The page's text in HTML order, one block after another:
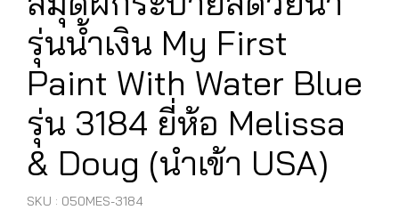
รุ่นน้ำเงิน My First
Paint With Water Blue
รุ่น 3184 ยี่ห้อ Melissa
& Doug (นำเข้า USA)
SKU : 050MES-3184